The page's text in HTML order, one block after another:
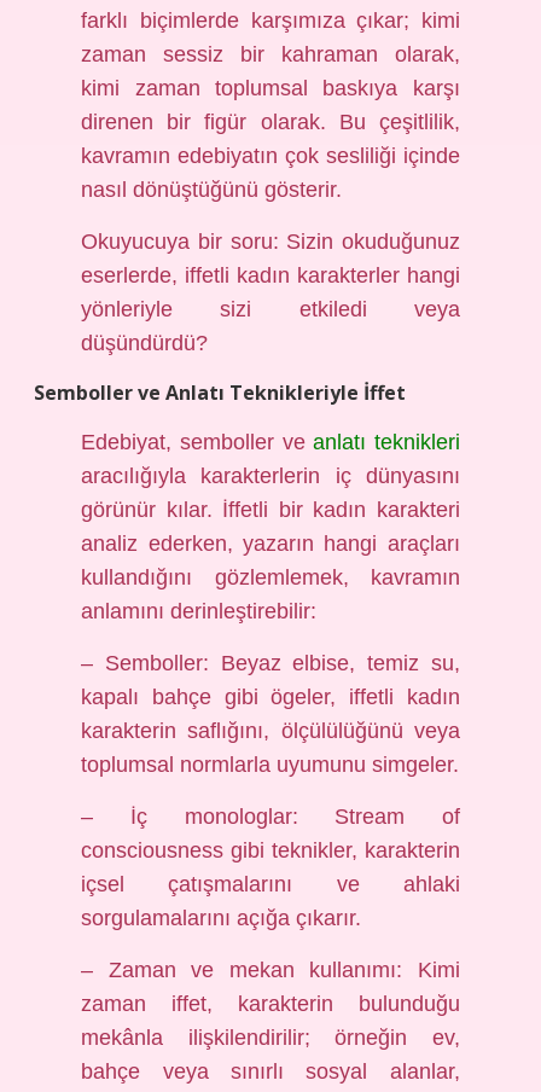
farklı biçimlerde karşımıza çıkar; kimi
zaman sessiz bir kahraman olarak,
kimi zaman toplumsal baskıya karşı
direnen bir figür olarak. Bu çeşitlilik,
kavramın edebiyatın çok sesliliği içinde
nasıl dönüştüğünü gösterir.
Okuyucuya bir soru: Sizin okuduğunuz
eserlerde, iffetli kadın karakterler hangi
yönleriyle sizi etkiledi veya
düşündürdü?
Semboller ve Anlatı Teknikleriyle İffet
Edebiyat, semboller veanlatı teknikleri
aracılığıyla karakterlerin iç dünyasını
görünür kılar. İffetli bir kadın karakteri
analiz ederken, yazarın hangi araçları
kullandığını gözlemlemek, kavramın
anlamını derinleştirebilir:
– Semboller: Beyaz elbise, temiz su,
kapalı bahçe gibi ögeler, iffetli kadın
karakterin saflığını, ölçülülüğünü veya
toplumsal normlarla uyumunu simgeler.
– İç monologlar: Stream of
consciousness gibi teknikler, karakterin
içsel çatışmalarını ve ahlaki
sorgulamalarını açığa çıkarır.
– Zaman ve mekan kullanımı: Kimi
zaman iffet, karakterin bulunduğu
mekânla ilişkilendirilir; örneğin ev,
bahçe veya sınırlı sosyal alanlar,